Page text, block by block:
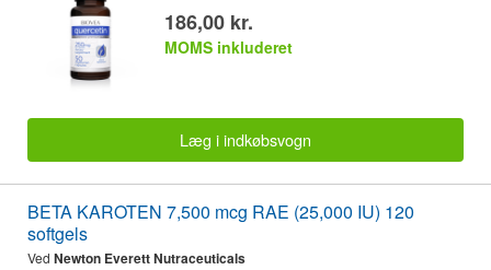
186,00 kr.
MOMS inkluderet
Læg i indkøbsvogn
BETA KAROTEN 7,500 mcg RAE (25,000 IU) 120
softgels
Ved Newton Everett Nutraceuticals